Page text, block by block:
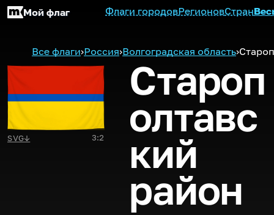
Мой флаг Флаги городовРегионовСтран
Все флаги›Россия›Волгоградская область›
SVG↓ 3:2
Староп
олтавс
кий
район